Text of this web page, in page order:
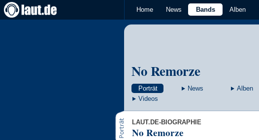
Home News Bands Alben
No Remorze
Porträt News
Alben
Videos
LAUT.DE-BIOGRAPHIE
No Remorze